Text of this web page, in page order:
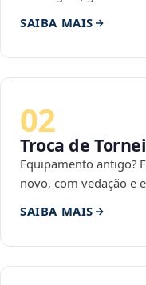
SAIBA MAIS
02
Troca de
Equipamento antigo?
novo, com vedação e
SAIBA MAIS